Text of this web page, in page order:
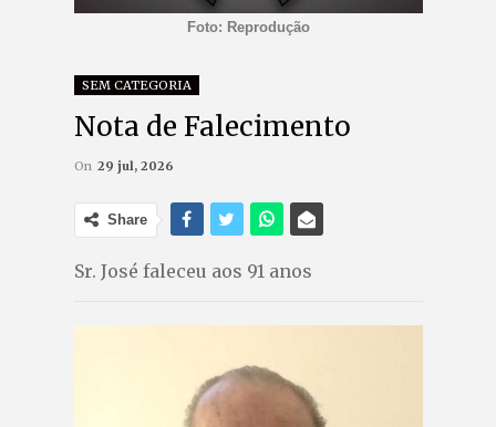
Foto: Reprodução
SEM CATEGORIA
Nota de Falecimento
On 29 jul, 2026
Share
Sr. José faleceu aos 91 anos